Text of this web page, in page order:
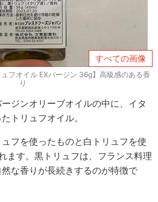
すべての画像
フオイル EXバージン 36g】高級感のある香
り
ジンオリーブオイルの中に、イタ
トリュフオイル。
フを使ったものと白トリュフを使
ます。黒トリュフは、フランス料理
な香りが長続きするのが特徴で